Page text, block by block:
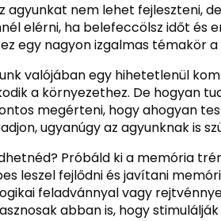
agyunkat nem lehet fejleszteni,
elérni, ha belefeccölsz időt és
egy nagyon izgalmas témakör
valójában egy hihetetlenül
a környezethez. De hogyan
megérteni, hogy ahogyan
ugyanúgy az agyunknak is
Próbáld ki a memória
leszel fejlődni és javítani
feladvánnyal vagy
abban is, hogy